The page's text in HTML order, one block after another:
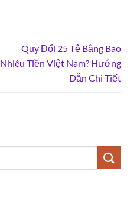
Quy Đổi 25 Tệ Bằng Bao
Nhiêu Tiền Việt Nam? Hướng
Dẫn Chi Tiết